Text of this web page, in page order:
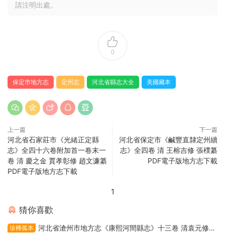
請注明出處。
0
保定市地方志 定州志 河北省縣志大全 美國藏本
上一篇
河北省石家莊市《光緒正定縣
志》全四十六卷附加首一卷末一
卷 清 慶之金 賈孝彰修 趙文濂纂
PDF電子版地方志下載
下一篇
河北省保定市《鹹豐直隸定州續
志》全四卷 清 王榕吉修 張樸纂
PDF電子版地方志下載
1
猜你喜歡
珍稀孤本 河北省滄州市地方志《康熙河間縣志》十三卷 清袁元修